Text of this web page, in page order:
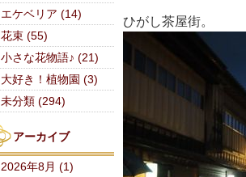
ひがし茶屋街。
エケベリア (14)
花束 (55)
小さな花物語♪ (21)
大好き！植物園 (3)
未分類 (294)
アーカイブ
2026年8月 (1)